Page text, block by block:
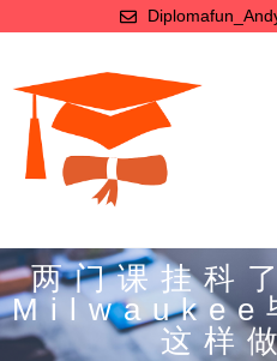
两门课挂科
Milwaukee
这样